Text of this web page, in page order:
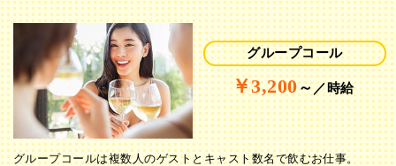
グループコール
￥3,200～／時給
グループコールは複数人のゲストとキャスト数名で飲むお仕事。